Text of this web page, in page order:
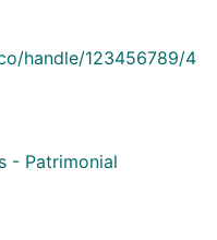
handle/123456789/4
- Patrimonial